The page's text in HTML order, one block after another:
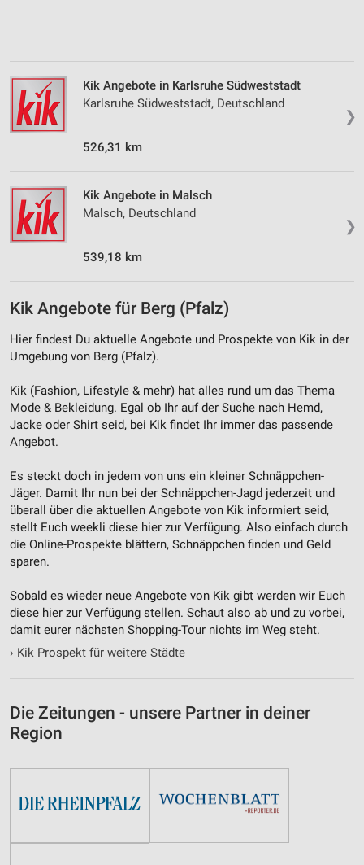
❯
Kik Angebote in Karlsruhe Südweststadt
Karlsruhe Südweststadt, Deutschland
526,31 km
❯
Kik Angebote in Malsch
Malsch, Deutschland
539,18 km
Kik Angebote für Berg (Pfalz)
Hier findest Du aktuelle Angebote und Prospekte von Kik in der
Umgebung von Berg (Pfalz).
Kik (Fashion, Lifestyle & mehr‎) hat alles rund um das Thema
Mode & Bekleidung. Egal ob Ihr auf der Suche nach Hemd,
Jacke oder Shirt seid, bei Kik findet Ihr immer das passende
Angebot.
Es steckt doch in jedem von uns ein kleiner Schnäppchen-
Jäger. Damit Ihr nun bei der Schnäppchen-Jagd jederzeit und
überall über die aktuellen Angebote von Kik informiert seid,
stellt Euch weekli diese hier zur Verfügung. Also einfach durch
die Online-Prospekte blättern, Schnäppchen finden und Geld
sparen.
Sobald es wieder neue Angebote von Kik gibt werden wir Euch
diese hier zur Verfügung stellen. Schaut also ab und zu vorbei,
damit eurer nächsten Shopping-Tour nichts im Weg steht.
› Kik Prospekt für weitere Städte
Die Zeitungen - unsere Partner in deiner
Region
personalisierter Inhalte
Messung der Werbeleistung
Messung der Performance von Inhalten
Kombinationen von Daten aus verschiedenen
Quellen
Entwicklung und Verbesserung der Angebote
IAB-Besonderheiten:
Verwendung genauer Standortdaten
Informationen identifizieren
Nicht-IAB-Verarbeitungszwecke:
Notwendig
Performance
Funktional
Werbung